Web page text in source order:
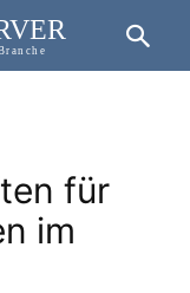
für
im